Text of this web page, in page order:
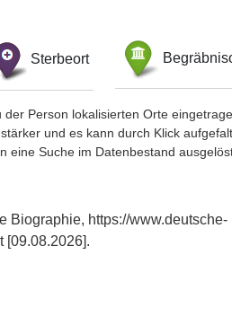
Sterbeort
Person lokalisierten Orte
und es kann durch Klick
Suche im Datenbestand
Biographie, https://www.deutsche-
[09.08.2026].